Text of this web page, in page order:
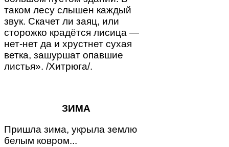
таком лесу слышен каждый
звук. Скачет ли заяц, или
сторожко крадётся лисица —
нет-нет да и хрустнет сухая
ветка, зашуршат опавшие
листья». /Хитрюга/.
ЗИМА
Пришла зима, укрыла землю
белым ковром...